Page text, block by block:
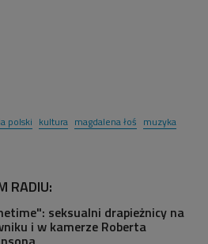
polski kultura magdalena łoś muzyka
RADIU:
seksualni drapieżnicy na
i w kamerze Roberta